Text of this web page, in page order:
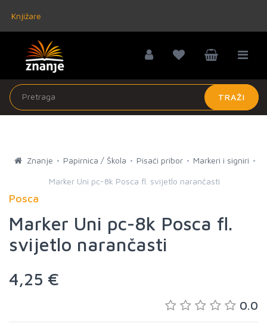
Knjižare
TRAŽI
Znanje Papirnica / Škola Pisaći pribor Markeri i signiri
Marker Uni pc-8k Posca fl. svijetlo narančasti
Posca
Marker Uni pc-8k Posca fl.
svijetlo narančasti
4,25 €
0.0